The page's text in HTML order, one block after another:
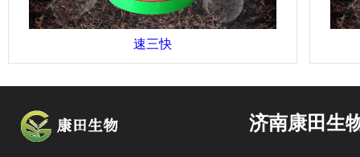
速三快
济南康田生